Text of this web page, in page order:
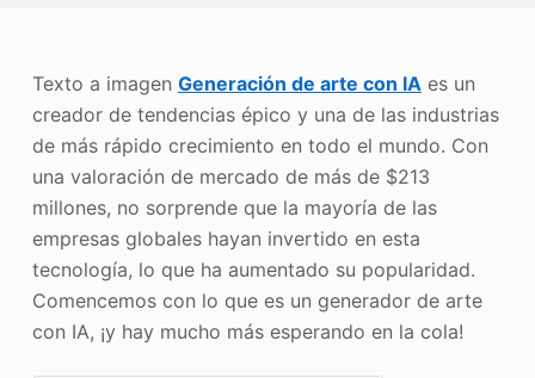
Recopilación de imágenes
Texto a imagen Generación de arte con IAes un
creador de tendencias épico y una de las industrias
de más rápido crecimiento en todo el mundo. Con
una valoración de mercado de más de $213
millones, no sorprende que la mayoría de las
empresas globales hayan invertido en esta
tecnología, lo que ha aumentado su popularidad.
Comencemos con lo que es un generador de arte
con IA, ¡y hay mucho más esperando en la cola!